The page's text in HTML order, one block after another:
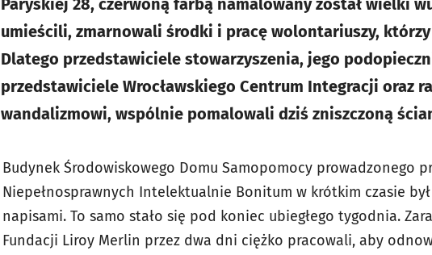
Paryskiej 28, czerwoną farbą namalowany został wielki
umieścili, zmarnowali środki i pracę wolontariuszy,
Dlatego przedstawiciele stowarzyszenia, jego
przedstawiciele Wrocławskiego Centrum Integracji oraz
wandalizmowi, wspólnie pomalowali dziś zniszczoną
Budynek Środowiskowego Domu Samopomocy prowadzonego
Niepełnosprawnych Intelektualnie Bonitum w krótkim czasie
napisami. To samo stało się pod koniec ubiegłego tygodnia.
Fundacji Liroy Merlin przez dwa dni ciężko pracowali, aby